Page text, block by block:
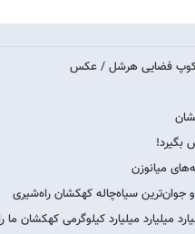
بگیرد!
جوان‌ترین سیاه‌چاله کهکشان راه‌شیری